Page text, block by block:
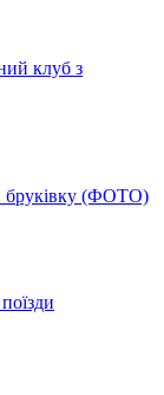
клуб з
бруківку (ФОТО)